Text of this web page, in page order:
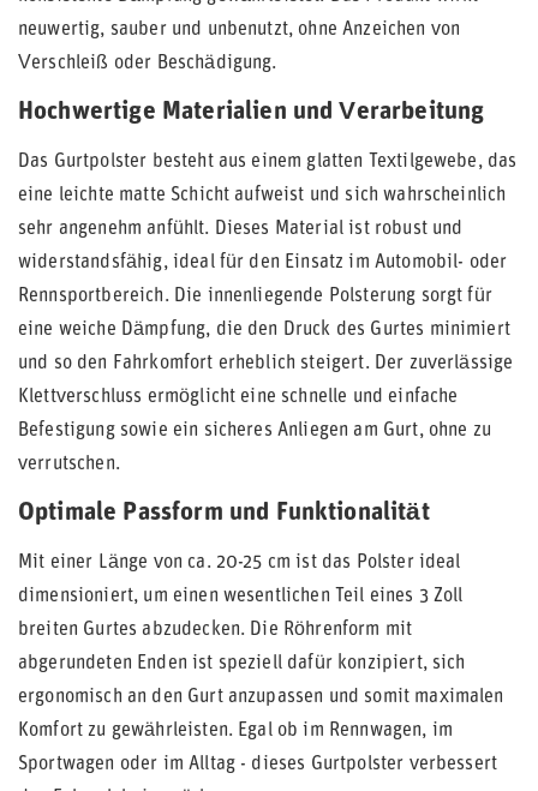
neuwertig, sauber und unbenutzt, ohne Anzeichen von
Verschleiß oder Beschädigung.
Hochwertige Materialien und Verarbeitung
Das Gurtpolster besteht aus einem glatten Textilgewebe, das
eine leichte matte Schicht aufweist und sich wahrscheinlich
sehr angenehm anfühlt. Dieses Material ist robust und
widerstandsfähig, ideal für den Einsatz im Automobil- oder
Rennsportbereich. Die innenliegende Polsterung sorgt für
eine weiche Dämpfung, die den Druck des Gurtes minimiert
und so den Fahrkomfort erheblich steigert. Der zuverlässige
Klettverschluss ermöglicht eine schnelle und einfache
Befestigung sowie ein sicheres Anliegen am Gurt, ohne zu
verrutschen.
Optimale Passform und Funktionalität
Mit einer Länge von ca. 20-25 cm ist das Polster ideal
dimensioniert, um einen wesentlichen Teil eines 3 Zoll
breiten Gurtes abzudecken. Die Röhrenform mit
abgerundeten Enden ist speziell dafür konzipiert, sich
ergonomisch an den Gurt anzupassen und somit maximalen
Komfort zu gewährleisten. Egal ob im Rennwagen, im
Sportwagen oder im Alltag - dieses Gurtpolster verbessert